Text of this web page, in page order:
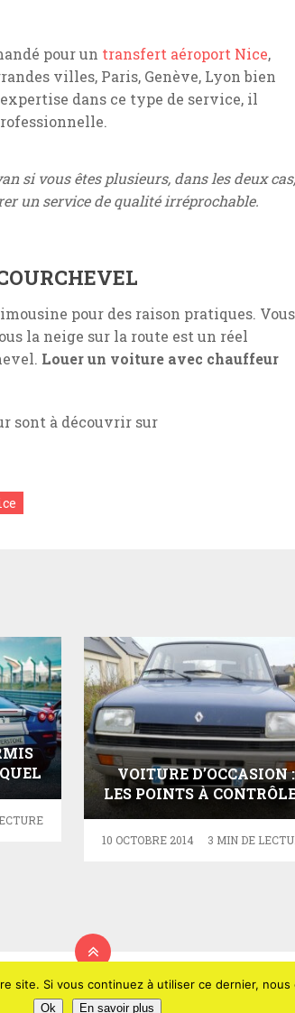
pour un transfert aéroport Nice,
villes, Paris, Genève, Lyon bien
dans ce type de service, il
si vous êtes plusieurs, dans les deux cas,
un service de qualité irréprochable.
pour des raison pratiques. Vous
la neige sur la route est un réel
Louer un voiture avec chauffeur
sont à découvrir sur
VOITURE D’OCCASION :
LES POINTS À
10 OCTOBRE 2014 3 MIN DE
site. Si vous continuez à utiliser ce dernier,
Ok En savoir plus